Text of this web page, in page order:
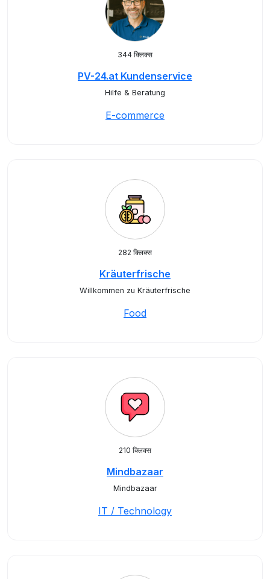
344 क्लिक्स
PV-24.at Kundenservice
Hilfe & Beratung
E-commerce
282 क्लिक्स
Kräuterfrische
Willkommen zu Kräuterfrische
Food
210 क्लिक्स
Mindbazaar
Mindbazaar
IT / Technology